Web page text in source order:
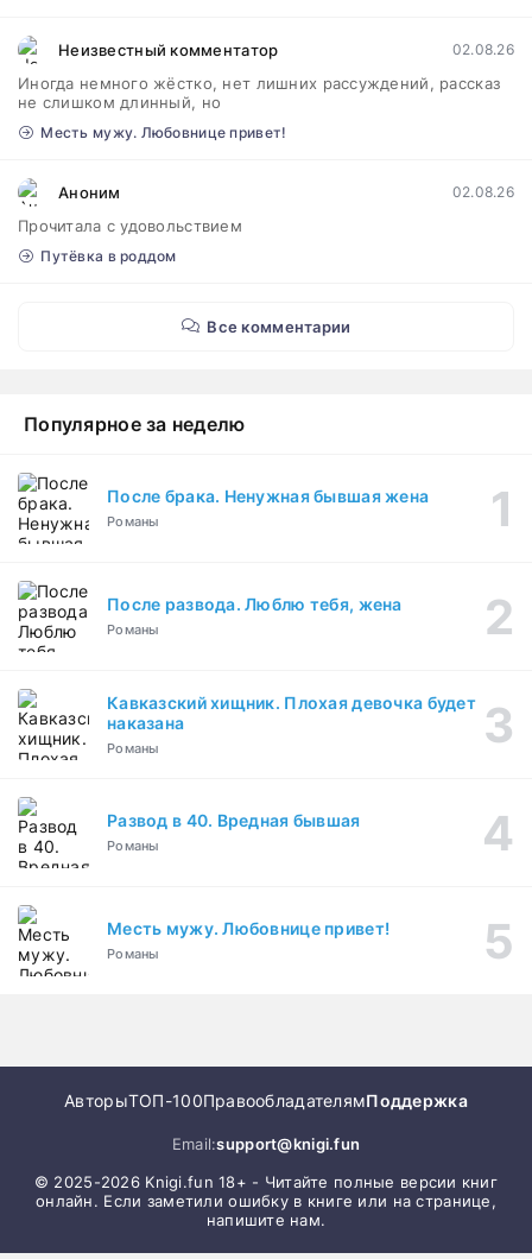
Неизвестный комментатор 02.08.26
Иногда немного жёстко, нет лишних рассуждений, рассказ
не слишком длинный, но
Месть мужу. Любовнице привет!
Аноним 02.08.26
Прочитала с удовольствием
Путёвка в роддом
Все комментарии
Популярное за неделю
После брака. Ненужная бывшая жена
Романы
После развода. Люблю тебя, жена
Романы
Кавказский хищник. Плохая девочка будет
наказана
Романы
Развод в 40. Вредная бывшая
Романы
Месть мужу. Любовнице привет!
Романы
АвторыТОП-100ПравообладателямПоддержка
Email:support@knigi.fun
© 2025-2026 Knigi.fun 18+ - Читайте полные версии книг
онлайн. Если заметили ошибку в книге или на странице,
напишите нам.